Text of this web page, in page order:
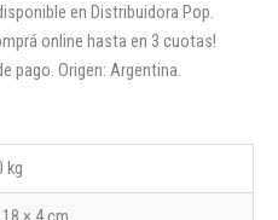
en Distribuidora Pop.
online hasta en 3 cuotas!
pago. Origen: Argentina.
kg